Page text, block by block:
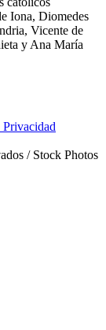
Iona, Diomedes
Vicente de
y Ana María
/ Stock Photos